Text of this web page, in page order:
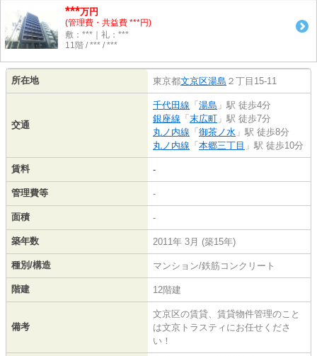
***万円
(管理費・共益費 ***円)
敷：***｜礼：***
11階 / *** / ***
所在地 東京都文京区湯島 ２丁目15-11
交通
千代田線 「 湯島 」駅 徒歩4分
銀座線 「 末広町 」駅 徒歩7分
丸ノ内線 「 御茶ノ水 」駅 徒歩8分
丸ノ内線 「 本郷三丁目 」駅 徒歩10分
賃料 -
管理費等 -
面積 -
築年数 2011年 3月 (築15年)
種別/構造 マンション/鉄筋コンクリート
階建 12階建
備考
文京区の賃貸、賃貸物件管理のこと
は文京トラスティにお任せくださ
い！